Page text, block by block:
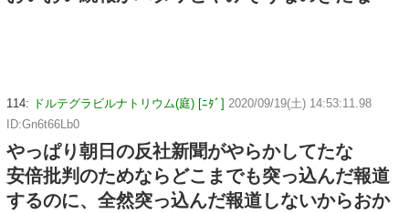
114: ドルテグラビルナトリウム(庭) [ﾆﾀﾞ] 2020/09/19(土) 14:53:11.98
ID:Gn6t66Lb0
やっぱり朝日の反社新聞がやらかしてたな
安倍批判のためならどこまでも突っ込んだ報道
するのに、全然突っ込んだ報道しないからおか